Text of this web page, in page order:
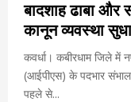
बादशाह ढाबा और
कानून व्यवस्था
कवर्धा। कबीरधाम जिले में
(आईपीएस) के पदभार
पहले से...